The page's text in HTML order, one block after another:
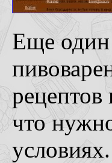
Еще один
что